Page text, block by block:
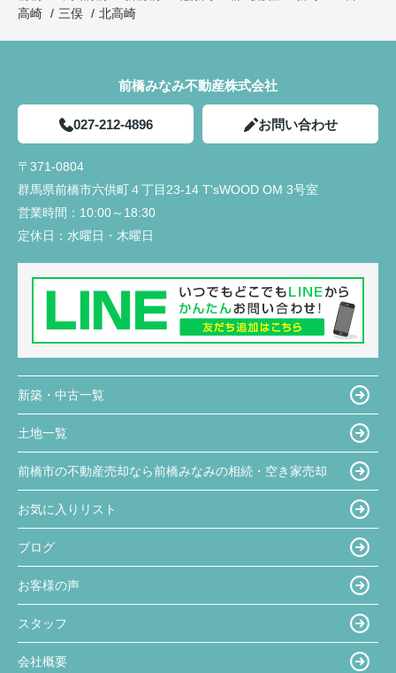
高崎
三俣 北高崎
前橋みなみ不動産株式会社
027-212-4896 お問い合わせ
〒371-0804
群馬県前橋市六供町４丁目23‐14 T'sWOOD OM 3号室
営業時間： 10:00～18:30
定休日： 水曜日・木曜日
新築・中古一覧
土地一覧
前橋市の不動産売却なら前橋みなみの相続・空き家売却
お気に入りリスト
ブログ
お客様の声
スタッフ
会社概要